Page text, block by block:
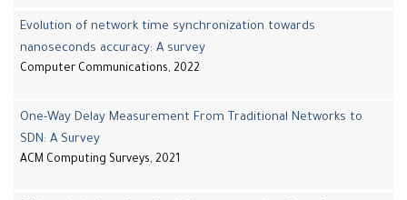
Evolution of network time synchronization towards
nanoseconds accuracy: A survey
Computer Communications, 2022
One-Way Delay Measurement From Traditional Networks to
SDN: A Survey
ACM Computing Surveys, 2021